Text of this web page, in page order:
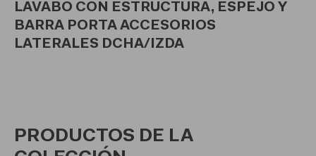
LAVABO CON ESTRUCTURA, ESPEJO Y
BARRA PORTA ACCESORIOS
LATERALES DCHA/IZDA
PRODUCTOS DE LA